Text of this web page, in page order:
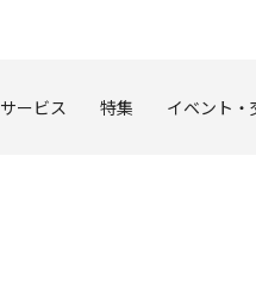
サービス 特集 イベント・